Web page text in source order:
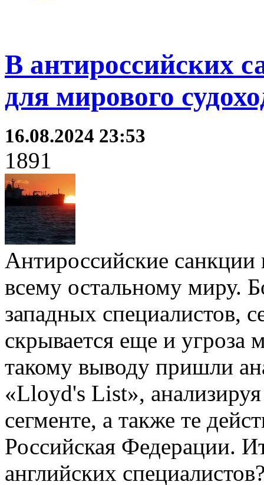
В антироссийских
для мирового
16.08.2024 23:53
1891
Антироссийские санкции
всему остальному миру.
западных специалистов,
скрывается еще и угроза
такому выводу пришли
«Lloyd's List»,
сегменте, а также те
Российская Федерации.
английских